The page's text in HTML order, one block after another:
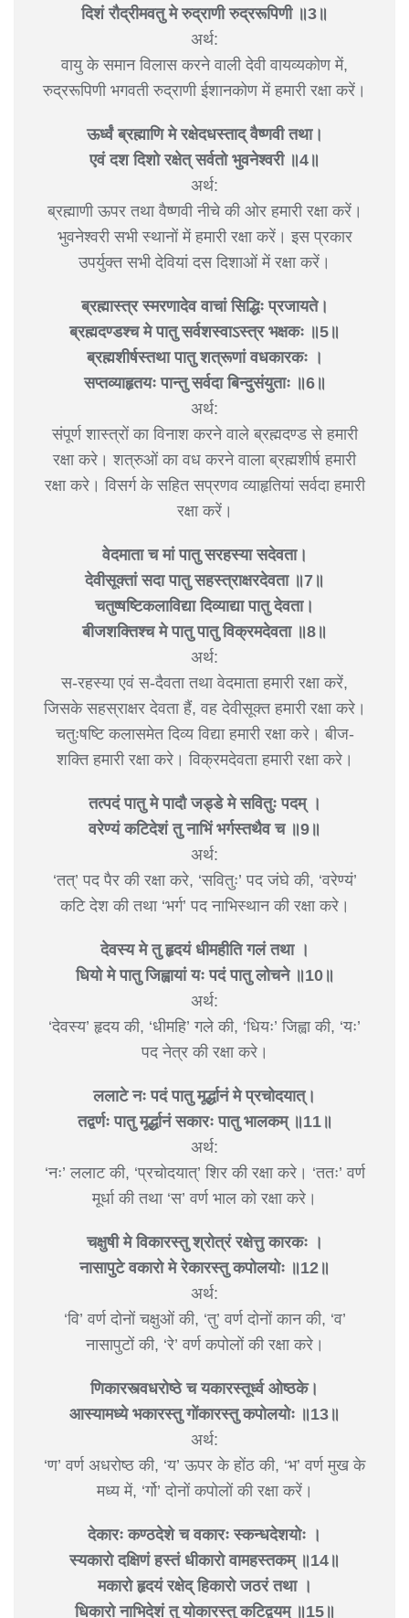
दिशं रौद्रीमवतु मे रुद्राणी रुद्ररूपिणी ॥3॥
अर्थ:
वायु के समान विलास करने वाली देवी वायव्यकोण में,
रुद्ररूपिणी भगवती रुद्राणी ईशानकोण में हमारी रक्षा करें।
ऊर्ध्वं ब्रह्माणि मे रक्षेदधस्ताद् वैष्णवी तथा।
एवं दश दिशो रक्षेत् सर्वतो भुवनेश्वरी ॥4॥
अर्थ:
ब्रह्माणी ऊपर तथा वैष्णवी नीचे की ओर हमारी रक्षा करें।
भुवनेश्वरी सभी स्थानों में हमारी रक्षा करें। इस प्रकार
उपर्युक्त सभी देवियां दस दिशाओं में रक्षा करें।
ब्रह्मास्त्र स्मरणादेव वाचां सिद्धिः प्रजायते।
ब्रह्मदण्डश्च मे पातु सर्वशस्वाऽस्त्र भक्षकः ॥5॥
ब्रह्मशीर्षस्तथा पातु शत्रूणां वधकारकः ।
सप्तव्याहृतयः पान्तु सर्वदा बिन्दुसंयुताः ॥6॥
अर्थ:
संपूर्ण शास्त्रों का विनाश करने वाले ब्रह्मदण्ड से हमारी
रक्षा करे। शत्रुओं का वध करने वाला ब्रह्मशीर्ष हमारी
रक्षा करे। विसर्ग के सहित सप्रणव व्याहृतियां सर्वदा हमारी
रक्षा करें।
वेदमाता च मां पातु सरहस्या सदेवता।
देवीसूक्तां सदा पातु सहस्त्राक्षरदेवता ॥7॥
चतुष्षष्टिकलाविद्या दिव्याद्या पातु देवता।
बीजशक्तिश्च मे पातु पातु विक्रमदेवता ॥8॥
अर्थ:
स-रहस्या एवं स-दैवता तथा वेदमाता हमारी रक्षा करें,
जिसके सहस्राक्षर देवता हैं, वह देवीसूक्त हमारी रक्षा करे।
चतुःषष्टि कलासमेत दिव्य विद्या हमारी रक्षा करे। बीज-
शक्ति हमारी रक्षा करे। विक्रमदेवता हमारी रक्षा करे।
तत्पदं पातु मे पादौ जड्डे मे सवितुः पदम् ।
वरेण्यं कटिदेशं तु नाभिं भर्गस्तथैव च ॥9॥
अर्थ:
‘तत्’ पद पैर की रक्षा करे, ‘सवितुः’ पद जंघे की, ‘वरेण्यं’
कटि देश की तथा ‘भर्ग’ पद नाभिस्थान की रक्षा करे।
देवस्य मे तु हृदयं धीमहीति गलं तथा ।
धियो मे पातु जिह्वायां यः पदं पातु लोचने ॥10॥
अर्थ:
‘देवस्य’ हृदय की, ‘धीमहि’ गले की, ‘धियः’ जिह्वा की, ‘यः’
पद नेत्र की रक्षा करे।
ललाटे नः पदं पातु मूर्द्धानं मे प्रचोदयात्।
तद्वर्णः पातु मूर्द्धानं सकारः पातु भालकम् ॥11॥
अर्थ:
‘नः’ ललाट की, ‘प्रचोदयात्’ शिर की रक्षा करे। ‘ततः’ वर्ण
मूर्धा की तथा ‘स’ वर्ण भाल को रक्षा करे।
चक्षुषी मे विकारस्तु श्रोत्रं रक्षेत्तु कारकः ।
नासापुटे वकारो मे रेकारस्तु कपोलयोः ॥12॥
अर्थ:
‘वि’ वर्ण दोनों चक्षुओं की, ‘तु’ वर्ण दोनों कान की, ‘व’
नासापुटों की, ‘रे’ वर्ण कपोलों की रक्षा करे।
णिकारस्त्वधरोष्ठे च यकारस्तूर्ध्व ओष्ठके।
आस्यामध्ये भकारस्तु गोंकारस्तु कपोलयोः ॥13॥
अर्थ:
‘ण’ वर्ण अधरोष्ठ की, ‘य’ ऊपर के होंठ की, ‘भ’ वर्ण मुख के
मध्य में, ‘र्गो’ दोनों कपोलों की रक्षा करें।
देकारः कण्ठदेशे च वकारः स्कन्धदेशयोः ।
स्यकारो दक्षिणं हस्तं धीकारो वामहस्तकम् ॥14॥
मकारो हृदयं रक्षेद् हिकारो जठरं तथा ।
धिकारो नाभिदेशं तु योकारस्तु कटिद्वयम् ॥15॥